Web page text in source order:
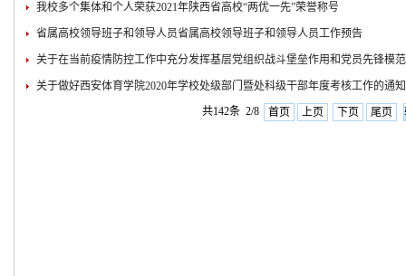
我校多个集体和个人荣获2021年陕西省高校“两优一先”荣誉称号
省属高校领导班子和领导人员省属高校领导班子和领导人员工作预告
关于在当前疫情防控工作中充分发挥基层党组织战斗堡垒作用和党员先锋模
关于做好西安体育学院2020年学校处级部门暨处科级干部年度考核工作的通知
共142条 2/8
首页 上页 下页 尾页